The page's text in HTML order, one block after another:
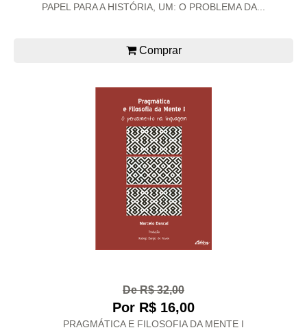
PAPEL PARA A HISTÓRIA, UM: O PROBLEMA DA...
Comprar
De R$ 32,00
Por R$ 16,00
PRAGMÁTICA E FILOSOFIA DA MENTE I